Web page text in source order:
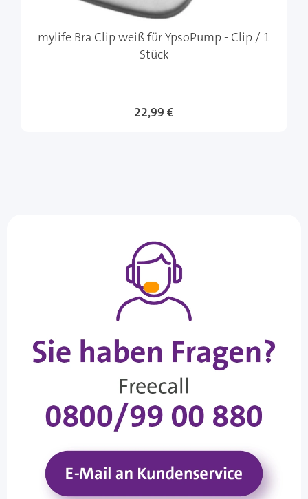
mylife Bra Clip weiß für YpsoPump - Clip / 1
Stück
22,99 €